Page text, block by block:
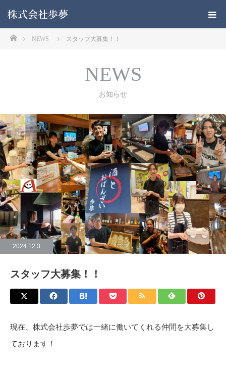
株式会社歩夢
ホームNEWS スタッフ大募集！！
NEWS
お知らせ
2024.12.3
スタッフ大募集！！
現在、株式会社歩夢では一緒に働いてくれる仲間を大募集し
ております！